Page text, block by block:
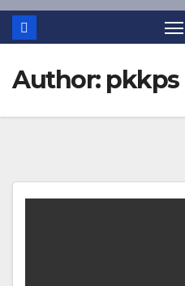
Author: pkkps